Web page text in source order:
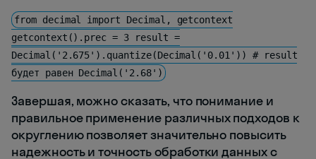
from decimal import Decimal, getcontext
getcontext().prec = 3 result =
Decimal('2.675').quantize(Decimal('0.01')) # result
будет равен Decimal('2.68')
Завершая, можно сказать, что понимание и
правильное применение различных подходов к
округлению позволяет значительно повысить
надежность и точность обработки данных с